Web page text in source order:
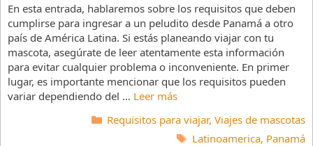
En esta entrada, hablaremos sobre los requisitos que deben
cumplirse para ingresar a un peludito desde Panamá a otro
país de América Latina. Si estás planeando viajar con tu
mascota, asegúrate de leer atentamente esta información
para evitar cualquier problema o inconveniente. En primer
lugar, es importante mencionar que los requisitos pueden
variar dependiendo del … Leer más
Categorías
Requisitos para viajar, Viajes de mascotas
Etiquetas
Latinoamerica, Panamá